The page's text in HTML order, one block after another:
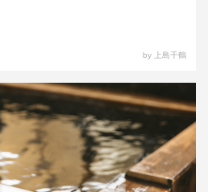
by 上島千鶴